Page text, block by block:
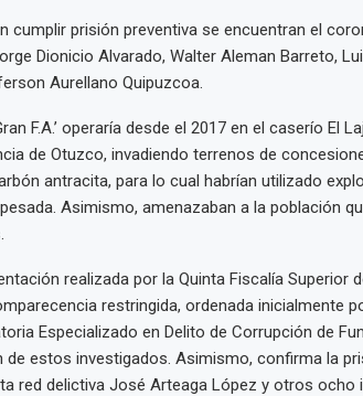
cumplir prisión preventiva se encuentran el
Dionicio Alvarado, Walter Aleman Barreto,
Aurellano Quipuzcoa.
F.A.’ operaría desde el 2017 en el caserío El
de Otuzco, invadiendo terrenos de
antracita, para lo cual habrían utilizado
Asimismo, amenazaban a la población
realizada por la Quinta Fiscalía Superior
restringida, ordenada inicialmente
Especializado en Delito de Corrupción de
estos investigados. Asimismo, confirma la
red delictiva José Arteaga López y otros ocho